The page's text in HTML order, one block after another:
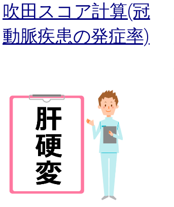
吹田スコア計算(冠
動脈疾患の発症率)